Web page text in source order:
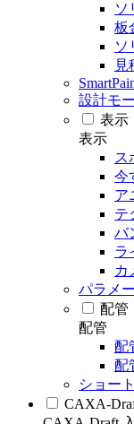
ソ
板
ソ
見
設計モ
表示
表示
ス
今
ア
テ
バ
ラ
カ
パラメ
配管
配管
配
配
ショー
CAXA-